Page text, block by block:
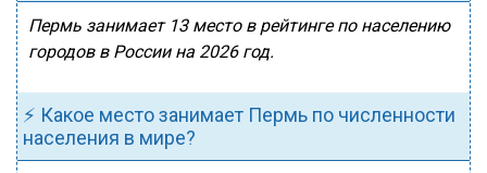
Пермь занимает 13 место в рейтинге по населению
городов в России на 2026 год.
⚡ Какое место занимает Пермь по численности
населения в мире?